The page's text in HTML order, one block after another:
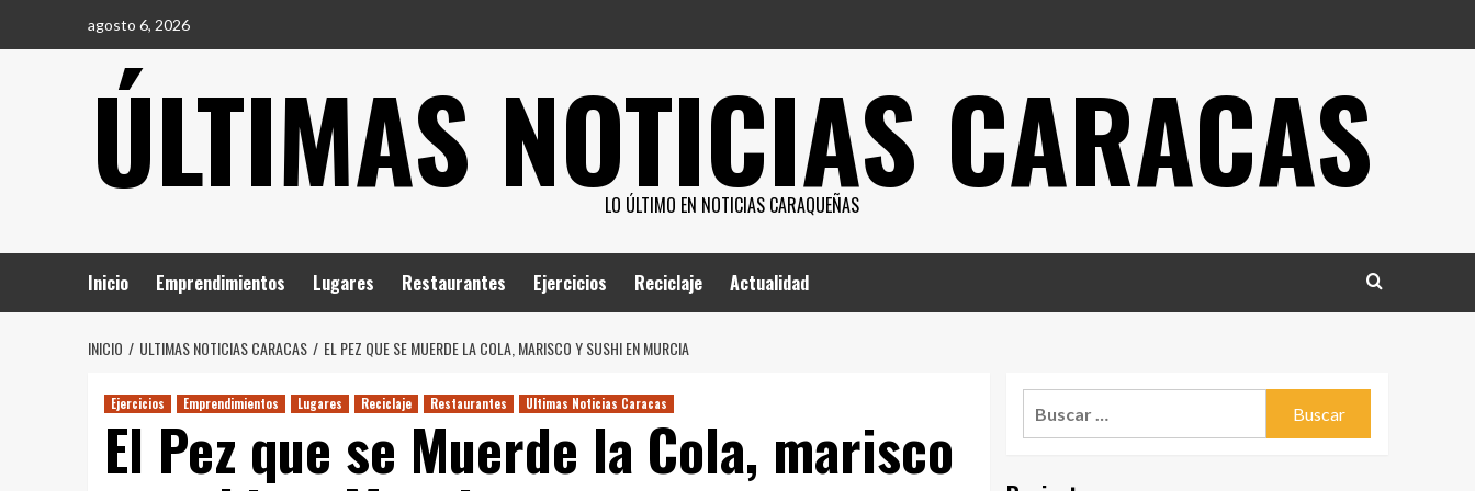
agosto 6, 2026
ÚLTIMAS NOTICIAS CARACAS
LO ÚLTIMO EN NOTICIAS CARAQUEÑAS
Inicio Emprendimientos Lugares Restaurantes Ejercicios Reciclaje Actualidad
INICIO ULTIMAS NOTICIAS CARACAS EL PEZ QUE SE MUERDE LA COLA, MARISCO Y SUSHI EN MURCIA
Ejercicios Emprendimientos Lugares Reciclaje Restaurantes Ultimas Noticias Caracas
El Pez que se Muerde la Cola, marisco